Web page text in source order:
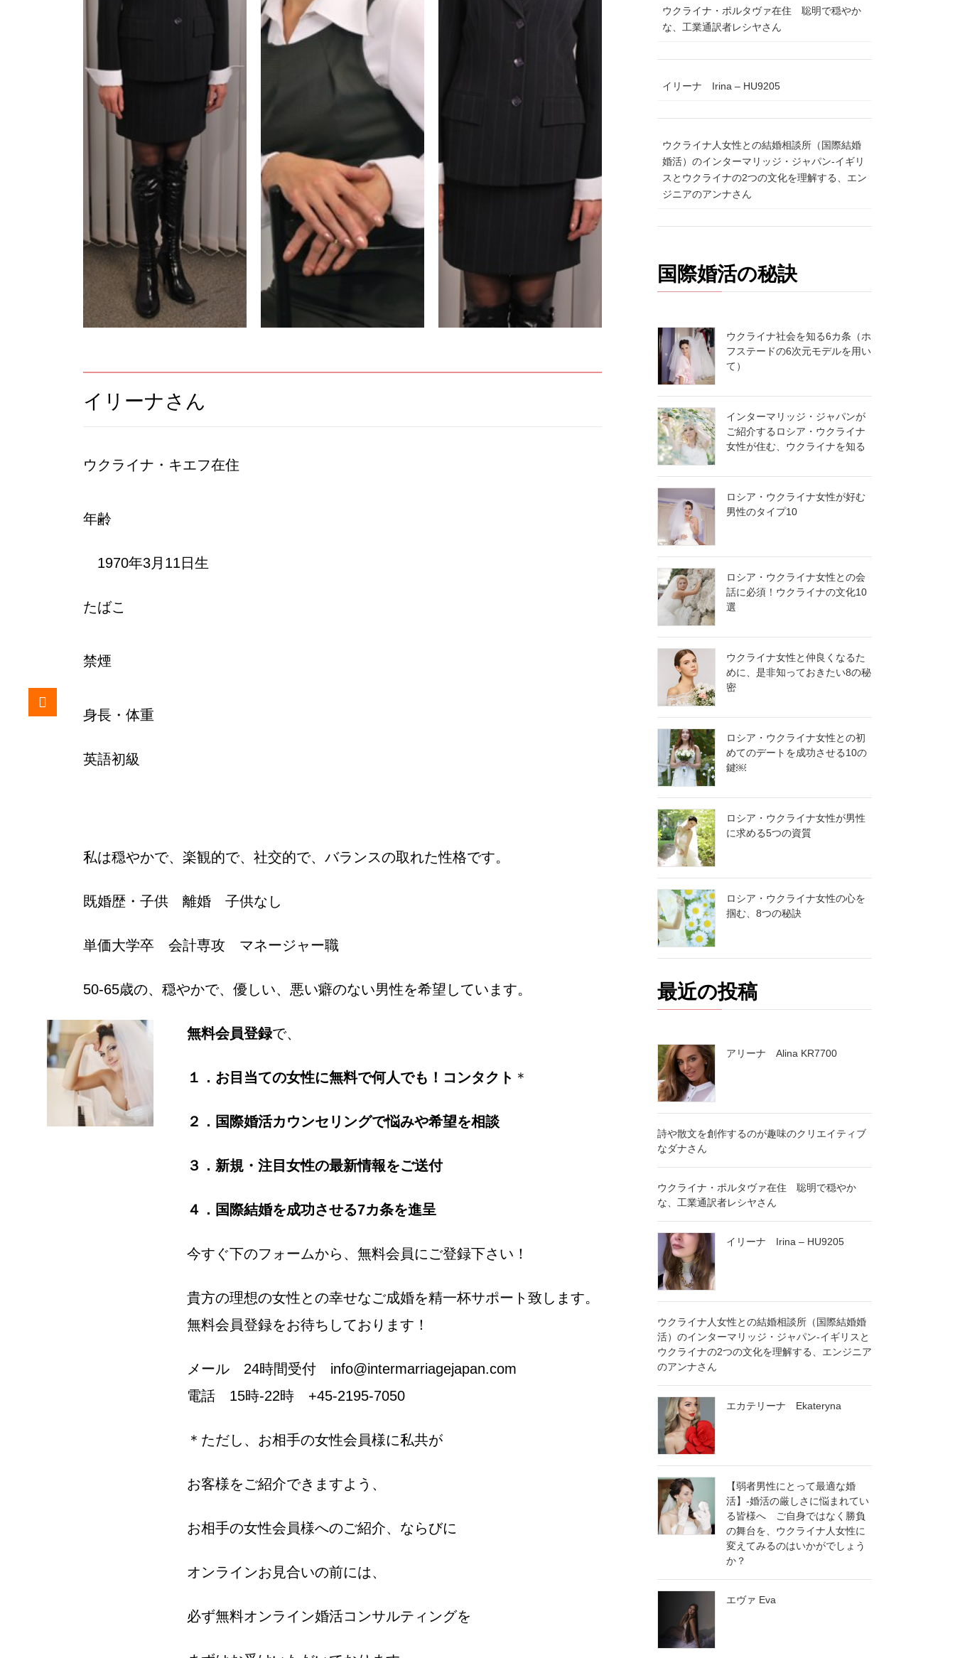
イリーナさん
ウクライナ・キエフ在住
年齢
1970年3月11日生
たばこ
禁煙
身長・体重
英語初級
私は穏やかで、楽観的で、社交的で、バランスの取れた性格です。
既婚歴・子供 離婚 子供なし
単価大学卒 会計専攻 マネージャー職
50-65歳の、穏やかで、優しい、悪い癖のない男性を希望しています。
無料会員登録で、
１．お目当ての女性に無料で何人でも！コンタクト ＊
２．国際婚活カウンセリングで悩みや希望を相談
３．新規・注目女性の最新情報をご送付
４．国際結婚を成功させる7カ条を進呈
今すぐ下のフォームから、無料会員にご登録下さい！
貴方の理想の女性との幸せなご成婚を精一杯サポート致します。
無料会員登録をお待ちしております！
メール 24時間受付 info@intermarriagejapan.com
電話 15時-22時 +45-2195-7050
＊ただし、お相手の女性会員様に私共が
お客様をご紹介できますよう、
お相手の女性会員様へのご紹介、ならびに
オンラインお見合いの前には、
必ず無料オンライン婚活コンサルティングを
ウクライナ・ポルタヴァ在住 聡明で穏やか
な、工業通訳者レシヤさん
イリーナ Irina – HU9205
ウクライナ人女性との結婚相談所（国際結婚
婚活）のインターマリッジ・ジャパン-イギリ
スとウクライナの2つの文化を理解する、エン
ジニアのアンナさん
国際婚活の秘訣
ウクライナ社会を知る6カ条（ホ
フステードの6次元モデルを用い
て）
インターマリッジ・ジャパンが
ご紹介するロシア・ウクライナ
女性が住む、ウクライナを知る
ロシア・ウクライナ女性が好む
男性のタイプ10
ロシア・ウクライナ女性との会
話に必須！ウクライナの文化10
選
ウクライナ女性と仲良くなるた
めに、是非知っておきたい8の秘
密
ロシア・ウクライナ女性との初
めてのデートを成功させる10の
鍵￼
ロシア・ウクライナ女性が男性
に求める5つの資質
ロシア・ウクライナ女性の心を
掴む、8つの秘訣
最近の投稿
アリーナ Alina KR7700
詩や散文を創作するのが趣味のクリエイティブ
なダナさん
ウクライナ・ポルタヴァ在住 聡明で穏やか
な、工業通訳者レシヤさん
イリーナ Irina – HU9205
ウクライナ人女性との結婚相談所（国際結婚婚
活）のインターマリッジ・ジャパン-イギリスと
ウクライナの2つの文化を理解する、エンジニア
のアンナさん
エカテリーナ Ekateryna
【弱者男性にとって最適な婚
活】-婚活の厳しさに悩まれてい
る皆様へ ご自身ではなく勝負
の舞台を、ウクライナ人女性に
変えてみるのはいかがでしょう
か？
エヴァ Evaご氏名 name